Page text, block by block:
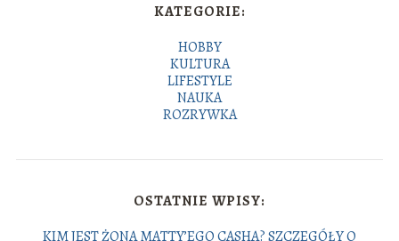
KATEGORIE:
HOBBY
KULTURA
LIFESTYLE
NAUKA
ROZRYWKA
OSTATNIE WPISY:
KIM JEST ŻONA MATTY’EGO CASHA? SZCZEGÓŁY O